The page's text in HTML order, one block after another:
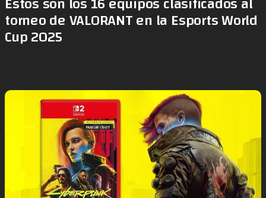
torneo de VALORANT en la Esports World
Cup 2025